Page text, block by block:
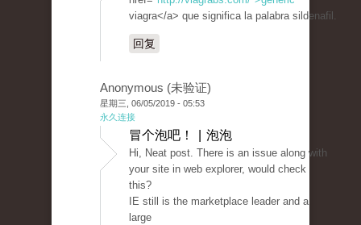
viagra</a> que significa la palabra sildenafil.
回复
Anonymous (未验证)
星期三, 06/05/2019 - 05:53
永久连接
冒个泡吧！ | 泡泡
Hi, Neat post. There is an issue along with
your site in web explorer, would check
this?
IE still is the marketplace leader and a
large